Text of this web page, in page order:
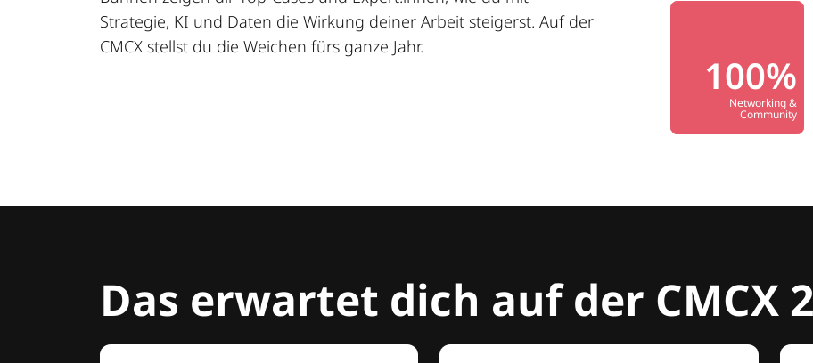
Strategie, KI und Daten die Wirkung deiner Arbeit steigerst. Auf der
CMCX stellst du die Weichen fürs ganze Jahr.
100%
Networking &
Community
Das erwartet dich auf der CMCX